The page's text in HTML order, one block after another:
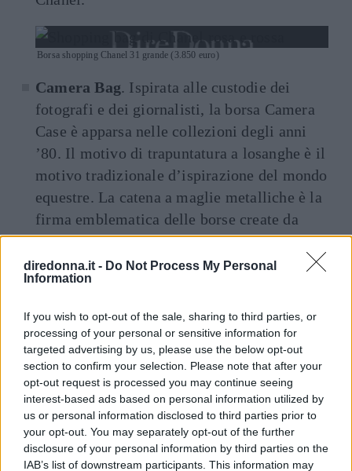
diredonna.it - Do Not Process My Personal
Information
If you wish to opt-out of the sale, sharing to third parties, or
processing of your personal or sensitive information for
targeted advertising by us, please use the below opt-out
section to confirm your selection. Please note that after your
opt-out request is processed you may continue seeing
interest-based ads based on personal information utilized by
us or personal information disclosed to third parties prior to
your opt-out. You may separately opt-out of the further
disclosure of your personal information by third parties on the
IAB’s list of downstream participants. This information may
Borsa shopping Chanel 31 grande (3.850 euro)
Camera Bag. Ispirata alle custodie dei
fotografi e dei giornalisti, la borsa Camera
Case è apparsa nelle collezioni degli anni
’80. Il motivo di trapuntatura a losanghe è il
motivo tradizionale d’ispirazione del mondo
equestre. La catena a maglie metalliche è la
firma emblematica delle borse create da
Gabrielle Chanel. La classica forma
squadrata delle borse camera bag è anche in
versione pelle lavorata con
modello, sempre con tracolla a catena e
loghi conCC incrociate, è disponibile in
versione in pelle nera e colorata. La camera
bag della Cruise 2019 è più grande e può
essere indossata sopra la spalla o sul corpo.